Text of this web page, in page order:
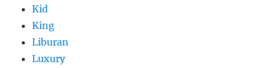
Kid
King
Liburan
Luxury